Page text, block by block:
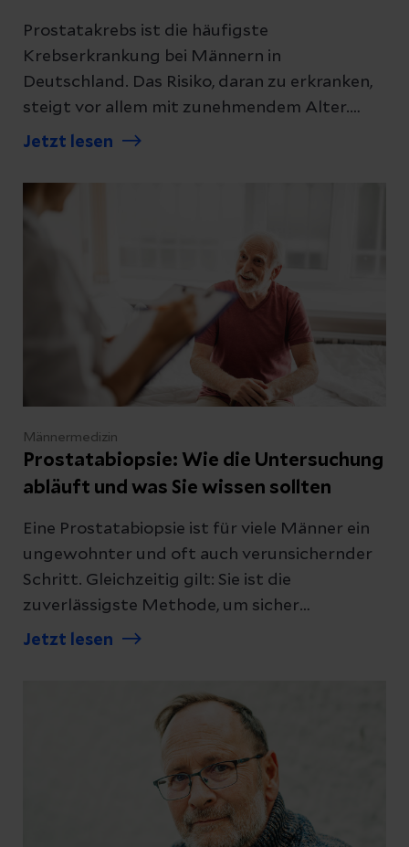
Prostatakrebs ist die häufigste
Krebserkrankung bei Männern in
Deutschland. Das Risiko, daran zu erkranken,
steigt vor allem mit zunehmendem Alter.
Gleichzeitig gilt: Nicht jeder Mann mit
Prostatatumoren wachsen langsam. Wir
erklären, welche Ursachen und Risikofaktoren
heute bekannt und wie sie einzuordnen sind.
Jetzt lesen
Männermedizin
Prostatabiopsie: Wie die Untersuchung
abläuft und was Sie wissen sollten
Eine Prostatabiopsie ist für viele Männer ein
ungewohnter und oft auch verunsichernder
Schritt. Gleichzeitig gilt: Sie ist die
zuverlässigste Methode, um sicher
festzustellen, ob Prostatakrebs vorliegt. Wir
nach dem Eingriff beachten sollten.
Jetzt lesen